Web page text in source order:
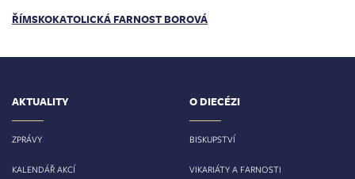
ŘÍMSKOKATOLICKÁ FARNOST BOROVÁ
AKTUALITY
ZPRÁVY
KALENDÁŘ AKCÍ
O DIECÉZI
BISKUPSTVÍ
VIKARIÁTY A FARNOSTI